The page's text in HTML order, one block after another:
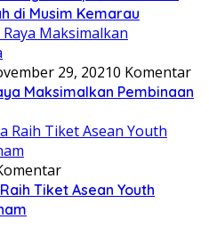
27, 2021
Tewas Di Kebun
27, 2021
16 Raperda Dibahas